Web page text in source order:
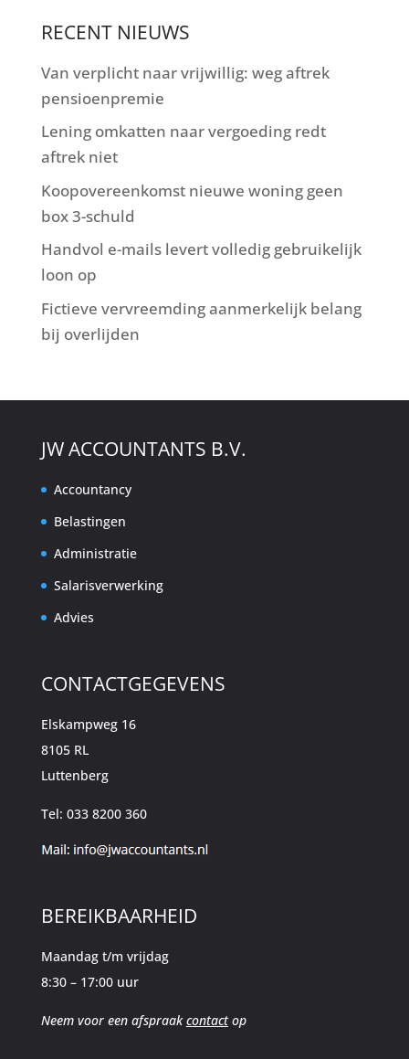
RECENT NIEUWS
Van verplicht naar vrijwillig: weg aftrek
pensioenpremie
Lening omkatten naar vergoeding redt
aftrek niet
Koopovereenkomst nieuwe woning geen
box 3-schuld
Handvol e-mails levert volledig gebruikelijk
loon op
Fictieve vervreemding aanmerkelijk belang
bij overlijden
JW ACCOUNTANTS B.V.
Accountancy
Belastingen
Administratie
Salarisverwerking
Advies
CONTACTGEGEVENS
Elskampweg 16
8105 RL
Luttenberg
Tel: 033 8200 360
BEREIKBAARHEID
Maandag t/m vrijdag
8:30 – 17:00 uur
Neem voor een afspraakcontactop